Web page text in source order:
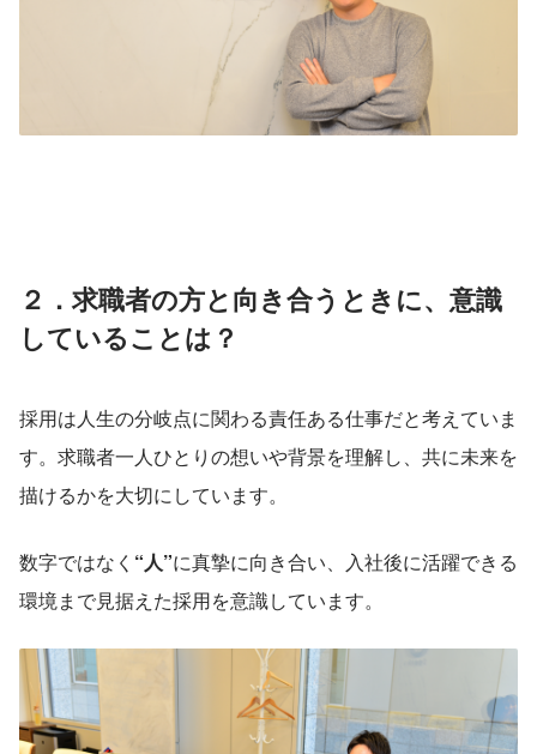
２．求職者の方と向き合うときに、意識
していることは？
採用は人生の分岐点に関わる責任ある仕事だと考えていま
す。求職者一人ひとりの想いや背景を理解し、共に未来を
描けるかを大切にしています。
数字ではなく “人”に真摯に向き合い、入社後に活躍できる
環境まで見据えた採用を意識しています。